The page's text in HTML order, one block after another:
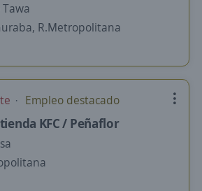
R.Metropolitana
Empleo destacado
KFC / Peñaflor